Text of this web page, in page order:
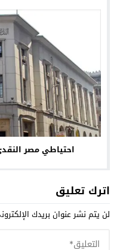
احتياطي مصر
اترك تعليق
لن يتم نشر عنوان بريدك